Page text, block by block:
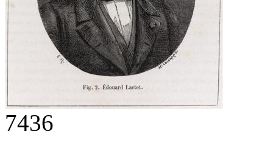
7436